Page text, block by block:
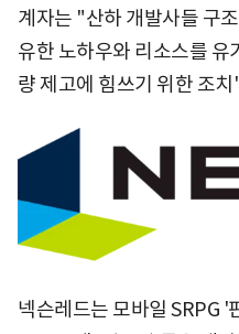
계자는 "산하 개발사들 구
유한 노하우와 리소스를 유
량 제고에 힘쓰기 위한 조
넥슨레드는 모바일 SRPG